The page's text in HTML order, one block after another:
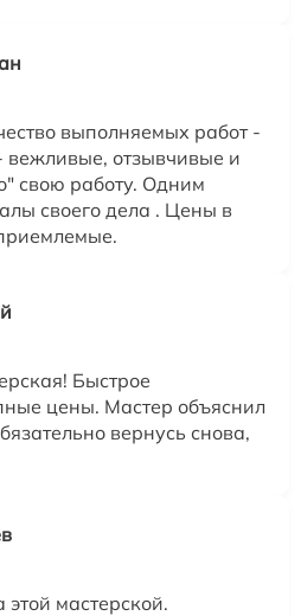
выполняемых работ -
вежливые, отзывчивые и
свою работу. Одним
своего дела . Цены в
Быстрое
цены. Мастер объяснил
вернусь снова,
мастерской.